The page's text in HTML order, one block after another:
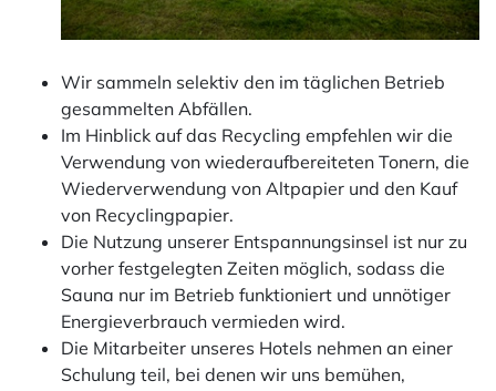
Wir sammeln selektiv den im täglichen Betrieb
gesammelten Abfällen.
Im Hinblick auf das Recycling empfehlen wir die
Verwendung von wiederaufbereiteten Tonern, die
Wiederverwendung von Altpapier und den Kauf
von Recyclingpapier.
Die Nutzung unserer Entspannungsinsel ist nur zu
vorher festgelegten Zeiten möglich, sodass die
Sauna nur im Betrieb funktioniert und unnötiger
Energieverbrauch vermieden wird.
Die Mitarbeiter unseres Hotels nehmen an einer
Schulung teil, bei denen wir uns bemühen,